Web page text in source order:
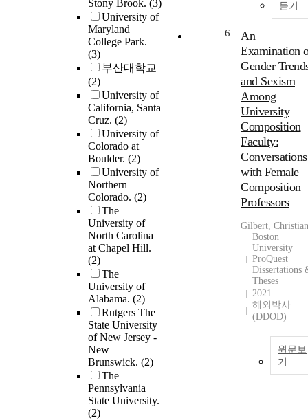
Stony Brook. (3)
University of
Maryland
College Park.
(3)
부산대학교
(2)
University of
California, Santa
Cruz. (2)
University of
Colorado at
Boulder. (2)
University of
Northern
Colorado. (2)
The
University of
North Carolina
at Chapel Hill.
(2)
The
University of
Alabama. (2)
Rutgers The
State University
of New Jersey -
New
Brunswick. (2)
The
Pennsylvania
State University.
(2)
듣기
6
An
Examination
Gender
and Sexism
Among
University
Composition
Faculty:
Conversations
with Female
Composition
Professors
Gilbert,
Boston
University
ProQuest
Dissertations
Theses
2021
해외박사
(DDOD)
원문보
기